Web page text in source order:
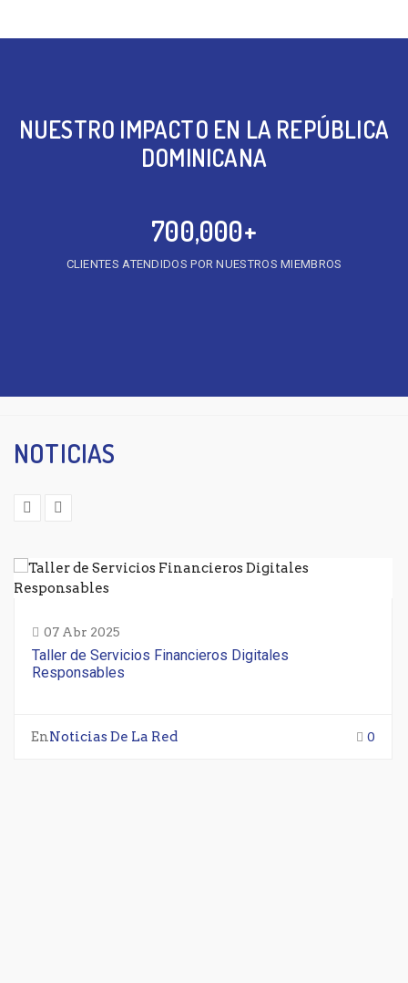
NUESTRO IMPACTO EN LA REPÚBLICA
DOMINICANA
700,000+
CLIENTES ATENDIDOS POR NUESTROS MIEMBROS
NOTICIAS
07 Abr 2025
Taller de Servicios Financieros Digitales
Responsables
EnNoticias De La Red 0